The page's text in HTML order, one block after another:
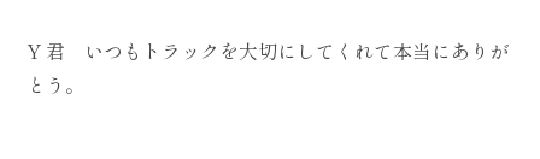
Y 君 いつもトラックを大切にしてくれて本当にありが
とう。